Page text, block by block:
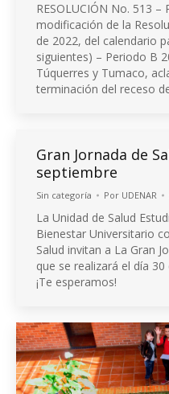
RESOLUCIÓN No. 513
modificación de la
de 2022, del calendario
siguientes) – Periodo B
Túquerres y Tumaco,
terminación del receso
Gran Jornada de
septiembre
Sin categoría Por UDENAR
La Unidad de Salud
Bienestar Universitario
Salud invitan a La Gran
que se realizará el día
¡Te esperamos!